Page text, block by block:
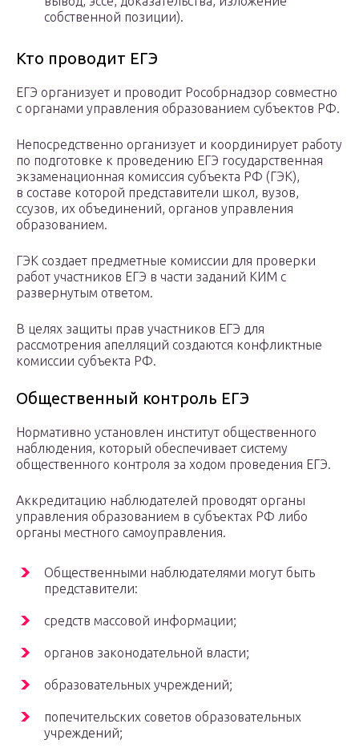
собственной позиции).
Кто проводит ЕГЭ
ЕГЭ организует и проводит Рособрнадзор совместно
с органами управления образованием субъектов РФ.
Непосредственно организует и координирует работу
по подготовке к проведению ЕГЭ государственная
экзаменационная комиссия субъекта РФ (ГЭК),
в составе которой представители школ, вузов,
ссузов, их объединений, органов управления
образованием.
ГЭК создает предметные комиссии для проверки
работ участников ЕГЭ в части заданий КИМ с
развернутым ответом.
В целях защиты прав участников ЕГЭ для
рассмотрения апелляций создаются конфликтные
комиссии субъекта РФ.
Общественный контроль ЕГЭ
Нормативно установлен институт общественного
наблюдения, который обеспечивает систему
общественного контроля за ходом проведения ЕГЭ.
Аккредитацию наблюдателей проводят органы
управления образованием в субъектах РФ либо
органы местного самоуправления.
Общественными наблюдателями могут быть
представители:
средств массовой информации;
органов законодательной власти;
образовательных учреждений;
попечительских советов образовательных
учреждений;